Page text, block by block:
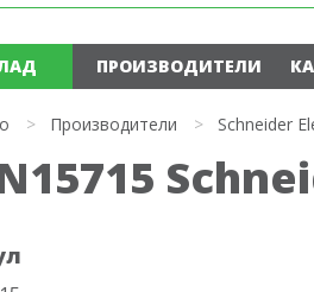
ПРОИЗВОДИТЕЛИ
> Производители > Schneider